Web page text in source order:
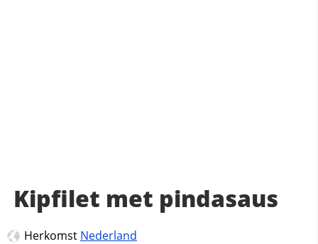
Kipfilet met pindasaus
Herkomst Nederland